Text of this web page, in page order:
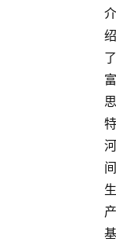
介
绍
了
富
思
特
河
间
生
产
基